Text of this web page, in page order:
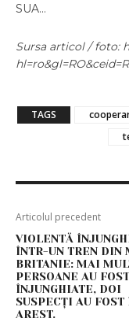
SUA…
Sursa articol / foto:
TAGS
Articolul precedent
VIOLENTĂ
ÎNTR-UN TREN DIN
BRITANIE: MAI
PERSOANE AU FOST
ÎNJUNGHIATE, DOI
SUSPECȚI AU FOST
AREST.